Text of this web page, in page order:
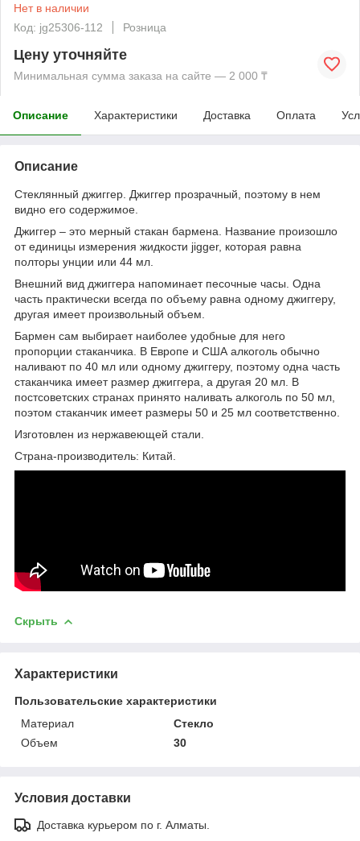
Нет в наличии
Код: jg25306-112
Розница
Цену уточняйте
Минимальная сумма заказа на сайте — 2 000 ₸
Описание Характеристики Доставка Оплата
Описание
Стеклянный джиггер. Джиггер прозрачный, поэтому в нем
видно его содержимое.
Джиггер – это мерный стакан бармена. Название произошло
от единицы измерения жидкости jigger, которая равна
полторы унции или 44 мл.
Внешний вид джиггера напоминает песочные часы. Одна
часть практически всегда по объему равна одному джиггеру,
другая имеет произвольный объем.
Бармен сам выбирает наиболее удобные для него
пропорции стаканчика. В Европе и США алкоголь обычно
наливают по 40 мл или одному джиггеру, поэтому одна часть
стаканчика имеет размер джиггера, а другая 20 мл. В
постсоветских странах принято наливать алкоголь по 50 мл,
поэтом стаканчик имеет размеры 50 и 25 мл соответственно.
Изготовлен из нержавеющей стали.
Страна-производитель: Китай.
Скрыть
Характеристики
Пользовательские характеристики
Материал
Стекло
Объем
30
Условия доставки
Доставка курьером по г. Алматы.